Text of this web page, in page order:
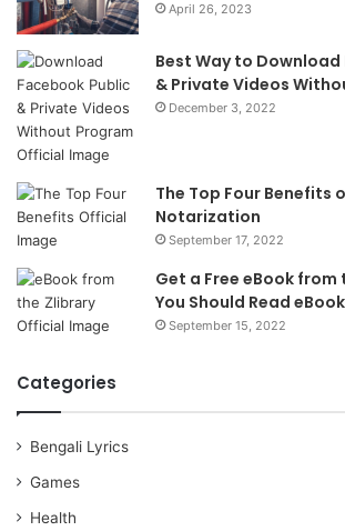
April 26, 2023
Best Way to
& Private Videos
December 3, 2022
The Top Four Benefits
Notarization
September 17, 2022
Get a Free eBook from
You Should Read
September 15, 2022
Categories
Bengali Lyrics
Games
Health